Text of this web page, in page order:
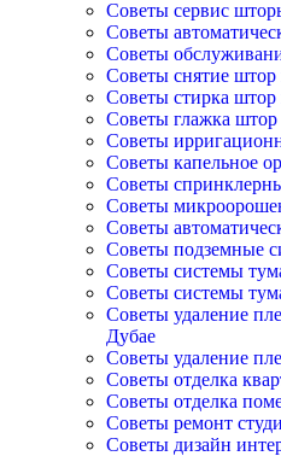
Советы сервис
Советы
Советы
Советы снятие штор
Советы стирка штор
Советы глажка штор
Советы
Советы капельное
Советы
Советы
Советы
Советы подземные
Советы системы
Советы системы
Советы удаление
Дубае
Советы удаление
Советы отделка
Советы отделка
Советы ремонт
Советы дизайн